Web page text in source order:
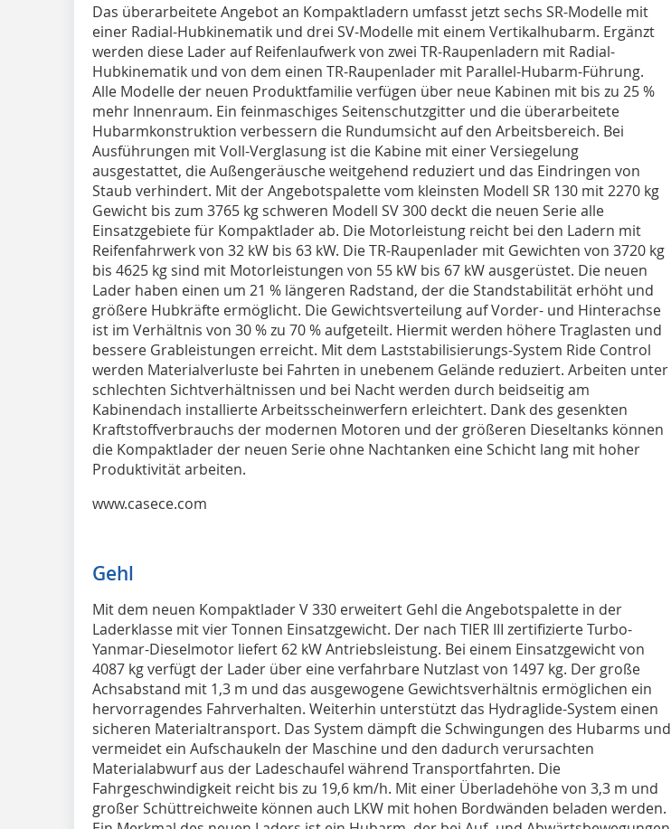
Das überarbeitete Angebot an Kompaktladern umfasst jetzt sechs SR-Modelle mit
einer Radial-Hubkinematik und drei SV-Modelle mit einem Vertikalhubarm. Ergänzt
werden diese Lader auf Reifenlaufwerk von zwei TR-Raupenladern mit Radial-
Hubkinematik und von dem einen TR-Raupenlader mit Parallel-Hubarm-Führung.
Alle Modelle der neuen Produktfamilie verfügen über neue Kabinen mit bis zu 25 %
mehr Innenraum. Ein feinmaschiges Seitenschutzgitter und die überarbeitete
Hubarmkonstruktion verbessern die Rundumsicht auf den Arbeitsbereich. Bei
Ausführungen mit Voll-Verglasung ist die Kabine mit einer Versiegelung
ausgestattet, die Außengeräusche weitgehend reduziert und das Eindringen von
Staub verhindert. Mit der Angebotspalette vom kleinsten Modell SR 130 mit 2270 kg
Gewicht bis zum 3765 kg schweren Modell SV 300 deckt die neuen Serie alle
Einsatzgebiete für Kompaktlader ab. Die Motorleistung reicht bei den Ladern mit
Reifenfahrwerk von 32 kW bis 63 kW. Die TR-Raupenlader mit Gewichten von 3720 kg
bis 4625 kg sind mit Motorleistungen von 55 kW bis 67 kW ausgerüstet. Die neuen
Lader haben einen um 21 % längeren Radstand, der die Standstabilität erhöht und
größere Hubkräfte ermöglicht. Die Gewichtsverteilung auf Vorder- und Hinterachse
ist im Verhältnis von 30 % zu 70 % aufgeteilt. Hiermit werden höhere Traglasten und
bessere Grableistungen erreicht. Mit dem Laststabilisierungs-System Ride Control
werden Materialverluste bei Fahrten in unebenem Gelände reduziert. Arbeiten unter
schlechten Sichtverhältnissen und bei Nacht werden durch beidseitig am
Kabinendach installierte Arbeitsscheinwerfern erleichtert. Dank des gesenkten
Kraftstoffverbrauchs der modernen Motoren und der größeren Dieseltanks können
die Kompaktlader der neuen Serie ohne Nachtanken eine Schicht lang mit hoher
Produktivität arbeiten.
www.casece.com
Gehl
Mit dem neuen Kompaktlader V 330 erweitert Gehl die Angebotspalette in der
Laderklasse mit vier Tonnen Einsatzgewicht. Der nach TIER III zertifizierte Turbo-
Yanmar-Dieselmotor liefert 62 kW Antriebsleistung. Bei einem Einsatzgewicht von
4087 kg verfügt der Lader über eine verfahrbare Nutzlast von 1497 kg. Der große
Achsabstand mit 1,3 m und das ausgewogene Gewichtsverhältnis ermöglichen ein
hervorragendes Fahrverhalten. Weiterhin unterstützt das Hydraglide-System einen
sicheren Materialtransport. Das System dämpft die Schwingungen des Hubarms und
vermeidet ein Aufschaukeln der Maschine und den dadurch verursachten
Materialabwurf aus der Ladeschaufel während Transportfahrten. Die
Fahrgeschwindigkeit reicht bis zu 19,6 km/h. Mit einer Überladehöhe von 3,3 m und
großer Schüttreichweite können auch LKW mit hohen Bordwänden beladen werden.